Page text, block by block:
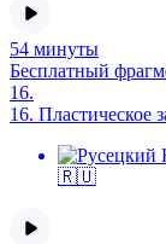
54 минуты
Бесплатный
16.
16. Пластическое
🇷🇺